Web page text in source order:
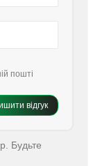
пошті
відгук
Будьте